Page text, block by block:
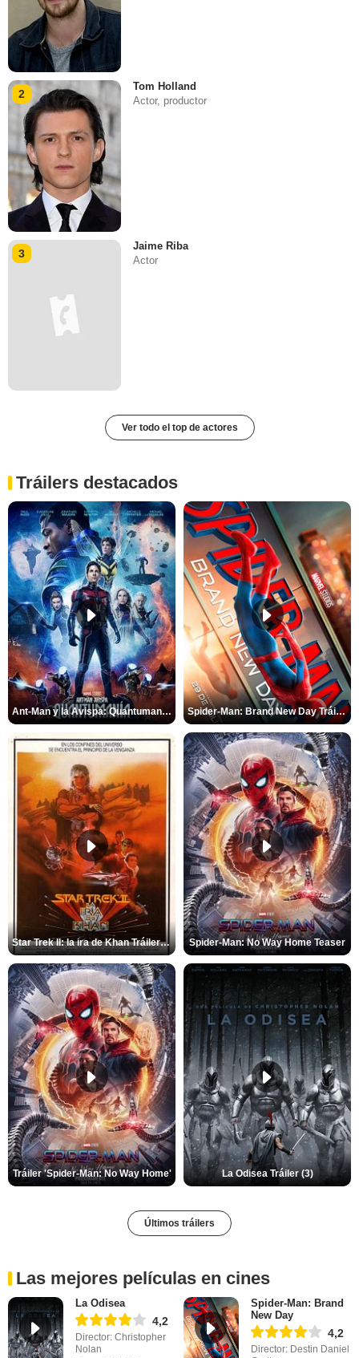
2
Tom Holland
Actor, productor
3
Jaime Riba
Actor
Ver todo el top de actores
Tráilers destacados
Ant-Man y la Avispa: Quantumanía Tráiler (2) Spider-Man: Brand New Day Tráiler (3)
Star Trek II: la ira de Khan Tráiler VO Spider-Man: No Way Home Teaser
Tráiler 'Spider-Man: No Way Home' La Odisea Tráiler (3)
Últimos tráilers
Las mejores películas en cines
La Odisea
4,2
Director: Christopher
Nolan
Spider-Man: Brand
New Day
4,2
Director: Destin Daniel